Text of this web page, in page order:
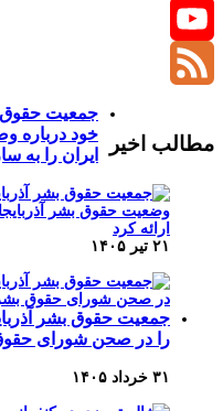
Twitter
YouTube
مطالب اخیر
جمعیت حقوق
خود درباره
ایران را به
۲۱ تیر ۱۴۰۵
جمعیت حقوق بشر
را در صحن شورای
۳۱ خرداد ۱۴۰۵